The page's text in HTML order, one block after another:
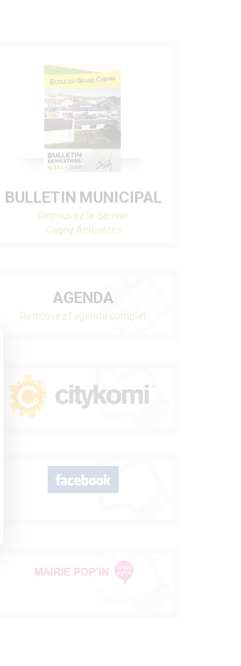
BULLETIN MUNICIPAL
Retrouvez le dernier
Cagny Actualités
AGENDA
Retrouvez l'agenda complet